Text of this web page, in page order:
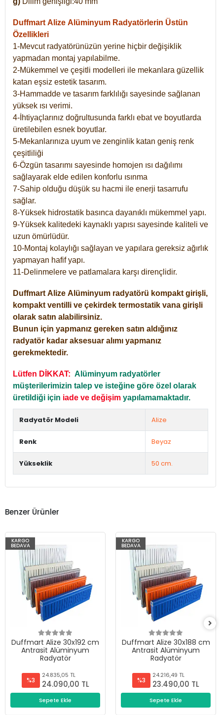
Duffmart Alize Alüminyum Radyatörlerin Üstün
Özellikleri
1-Mevcut radyatörünüzün yerine hiçbir değişiklik
yapmadan montaj yapılabilme.
2-Mükemmel ve çeşitli modelleri ile mekanlara güzellik
katan eşsiz estetik tasarım.
3-Hammadde ve tasarım farklılığı sayesinde sağlanan
yüksek ısı verimi.
4-İhtiyaçlarınız doğrultusunda farklı ebat ve boyutlarda
üretilebilen esnek boyutlar.
5-Mekanlarınıza uyum ve zenginlik katan geniş renk
çeşitliliği
6-Özgün tasarımı sayesinde homojen ısı dağılımı
sağlayarak elde edilen konforlu ısınma
7-Sahip olduğu düşük su hacmi ile enerji tasarrufu
sağlar.
8-Yüksek hidrostatik basınca dayanıklı mükemmel yapı.
9-Yüksek kalitedeki kaynaklı yapısı sayesinde kaliteli ve
uzun ömürlüdür.
10-Montaj kolaylığı sağlayan ve yapılara gereksiz ağırlık
yapmayan hafif yapı.
11-Delinmelere ve patlamalara karşı dirençlidir.
Duffmart Alize Alüminyum radyatörü kompakt girişli,
kompakt ventilli ve çekirdek termostatik vana girişli
olarak satın alabilirsiniz.
Bunun için yapmanız gereken satın aldığınız
radyatör kadar aksesuar alımı yapmanız
gerekmektedir.
Lütfen DİKKAT: Alüminyum radyatörler
müşterilerimizin talep ve isteğine göre özel olarak
üretildiği için iade ve değişim yapılamamaktadır.
Radyatör Modeli Alize
Renk Beyaz
Yükseklik 50 cm.
Benzer Ürünler
KARGO
BEDAVA
Duffmart Alize 30x192 cm
Antrasit Alüminyum
Radyatör
%3
24.835,05 TL
24.090,00 TL
Sepete Ekle
KARGO
BEDAVA
Duffmart Alize 30x188 cm
Antrasit Alüminyum
Radyatör
%3
24.216,49 TL
23.490,00 TL
Sepete Ekle